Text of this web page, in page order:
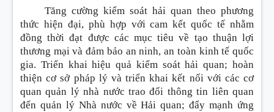
Tăng cường kiểm soát hải quan theo phương
thức hiện đại, phù hợp với cam kết quốc tế nhằm
đồng thời đạt được các mục tiêu về tạo thuận lợi
thương mại và đảm bảo an ninh, an toàn kinh tế quốc
gia. Triển khai hiệu quả kiểm soát hải quan; hoàn
thiện cơ sở pháp lý và triển khai kết nối với các cơ
quan quản lý nhà nước trao đổi thông tin liên quan
đến quản lý Nhà nước về Hải quan; đẩy mạnh ứng